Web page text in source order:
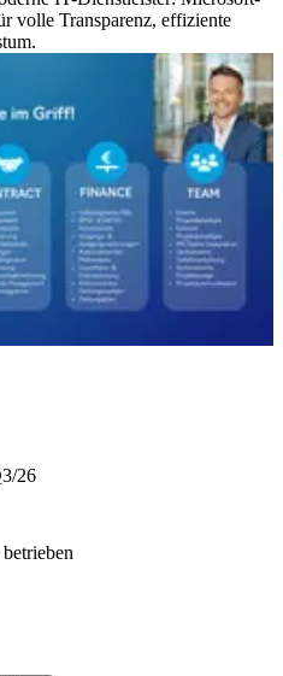
volle Transparenz, effiziente
26